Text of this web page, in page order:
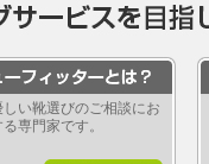
しい靴選びのご相談にお
専門家です。